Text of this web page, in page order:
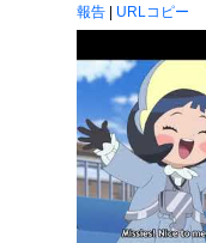
報告
URLコピー